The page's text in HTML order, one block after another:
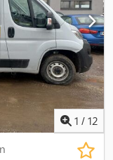
1 / 12